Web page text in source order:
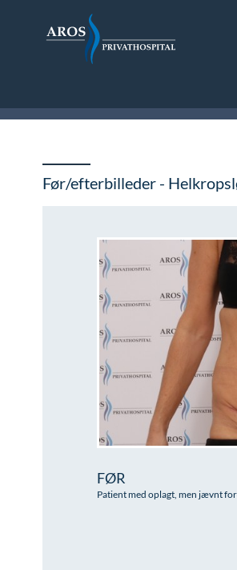
Før/efterbilleder -
FØR
Patient med oplagt, men jævnt